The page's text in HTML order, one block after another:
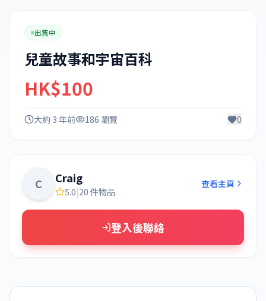
出售中
兒童故事和宇宙百科
HK$100
大約 3 年前 186 瀏覽 0
C Craig
5.0|20 件物品
查看主頁
登入後聯絡